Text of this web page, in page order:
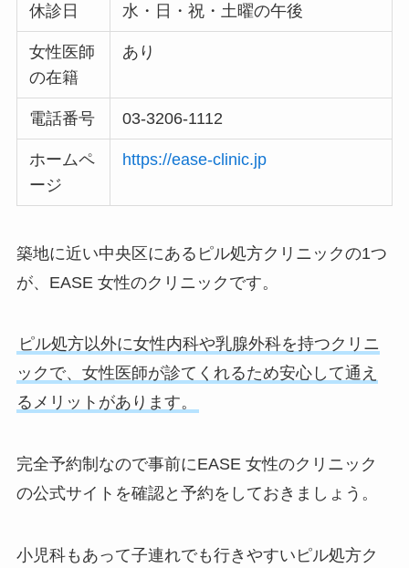
休診日 水・日・祝・土曜の午後
女性医師
の在籍
あり
電話番号 03-3206-1112
ホームペ
ージ
https://ease-clinic.jp
築地に近い中央区にあるピル処方クリニックの1つ
が、EASE 女性のクリニックです。
ピル処方以外に女性内科や乳腺外科を持つクリニ
ックで、女性医師が診てくれるため安心して通え
るメリットがあります。
完全予約制なので事前にEASE 女性のクリニック
の公式サイトを確認と予約をしておきましょう。
小児科もあって子連れでも行きやすいピル処方ク